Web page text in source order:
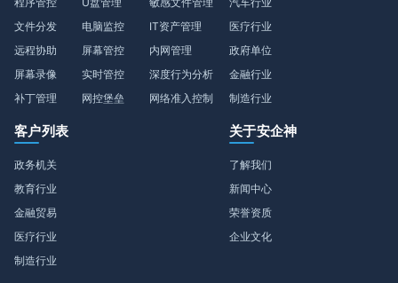
文件分发
远程协助
屏幕录像
补丁管理
电脑监控
屏幕管控
实时管控
网控堡垒
IT资产管理
内网管理
深度行为分析
网络准入控制
医疗行业
政府单位
金融行业
制造行业
客户列表
政务机关
教育行业
金融贸易
医疗行业
制造行业
关于安企神
了解我们
新闻中心
荣誉资质
企业文化